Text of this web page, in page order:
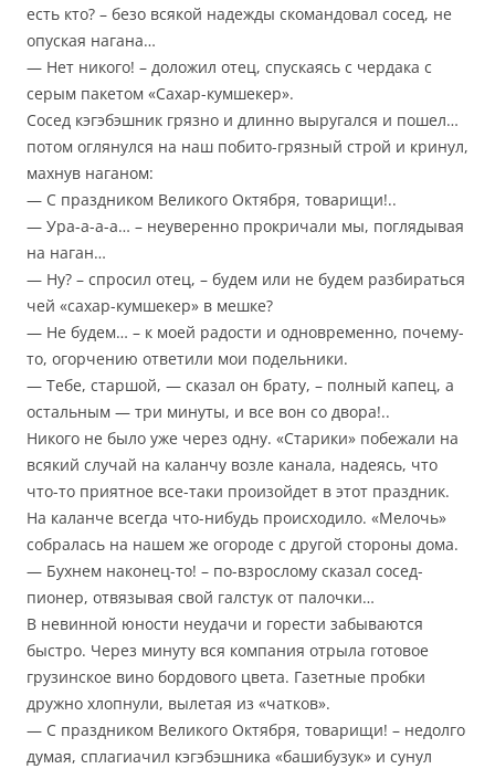
есть кто? – безо всякой надежды скомандовал сосед, не
опуская нагана…
— Нет никого! – доложил отец, спускаясь с чердака с
серым пакетом «Сахар-кумшекер».
Сосед кэгэбэшник грязно и длинно выругался и пошел…
потом оглянулся на наш побито-грязный строй и кринул,
махнув наганом:
— С праздником Великого Октября, товарищи!..
— Ура-а-а-а… – неуверенно прокричали мы, поглядывая
на наган…
— Ну? – спросил отец, – будем или не будем разбираться
чей «сахар-кумшекер» в мешке?
— Не будем… – к моей радости и одновременно, почему-
то, огорчению ответили мои подельники.
— Тебе, старшой, — сказал он брату, – полный капец, а
остальным — три минуты, и все вон со двора!..
Никого не было уже через одну. «Старики» побежали на
всякий случай на каланчу возле канала, надеясь, что
что-то приятное все-таки произойдет в этот праздник.
На каланче всегда что-нибудь происходило. «Мелочь»
собралась на нашем же огороде с другой стороны дома.
— Бухнем наконец-то! – по-взрослому сказал сосед-
пионер, отвязывая свой галстук от палочки…
В невинной юности неудачи и горести забываются
быстро. Через минуту вся компания отрыла готовое
грузинское вино бордового цвета. Газетные пробки
дружно хлопнули, вылетая из «чатков».
— С праздником Великого Октября, товарищи! – недолго
думая, сплагиачил кэгэбэшника «башибузук» и сунул